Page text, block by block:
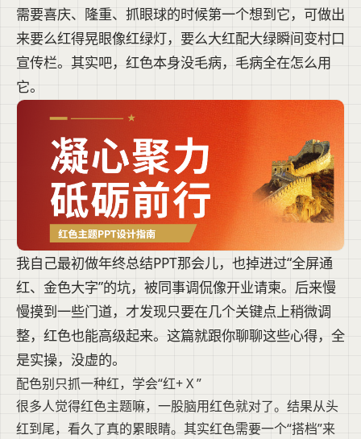
需要喜庆、隆重、抓眼球的时候第一个想到它，可做出
来要么红得晃眼像红绿灯，要么大红配大绿瞬间变村口
宣传栏。其实吧，红色本身没毛病，毛病全在怎么用
它。
我自己最初做年终总结PPT那会儿，也掉进过“全屏通
红、金色大字”的坑，被同事调侃像开业请柬。后来慢
慢摸到一些门道，才发现只要在几个关键点上稍微调
整，红色也能高级起来。这篇就跟你聊聊这些心得，全
是实操，没虚的。
配色别只抓一种红，学会“红+ X ”
很多人觉得红色主题嘛，一股脑用红色就对了。结果从头
红到尾，看久了真的累眼睛。其实红色需要一个“搭档”来